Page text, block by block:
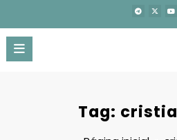
o
conteúdo
Tag: